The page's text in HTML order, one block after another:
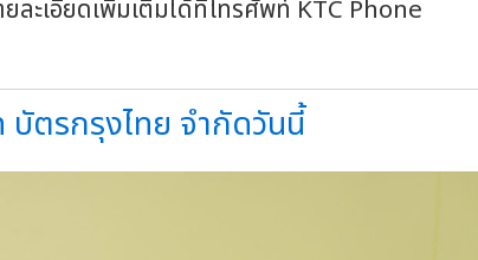
เอียดเพิ่มเติมได้ที่โทรศัพท์ KTC Phone
ตรกรุงไทย จำกัดวันนี้